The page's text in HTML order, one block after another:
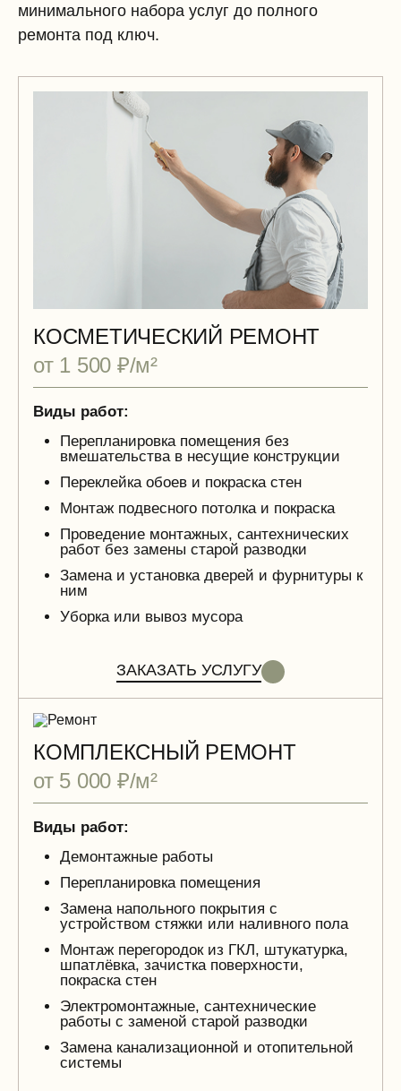
минимального набора услуг до полного
ремонта под ключ.
КОСМЕТИЧЕСКИЙ РЕМОНТ
от 1 500 ₽/м²
Виды работ:
Перепланировка помещения без
вмешательства в несущие конструкции
Переклейка обоев и покраска стен
Монтаж подвесного потолка и покраска
Проведение монтажных, сантехнических
работ без замены старой разводки
Замена и установка дверей и фурнитуры к
ним
Уборка или вывоз мусора
ЗАКАЗАТЬ УСЛУГУ
КОМПЛЕКСНЫЙ РЕМОНТ
от 5 000 ₽/м²
Виды работ:
Демонтажные работы
Перепланировка помещения
Замена напольного покрытия с
устройством стяжки или наливного пола
Монтаж перегородок из ГКЛ, штукатурка,
шпатлёвка, зачистка поверхности,
покраска стен
Электромонтажные, сантехнические
работы с заменой старой разводки
Замена канализационной и отопительной
системы